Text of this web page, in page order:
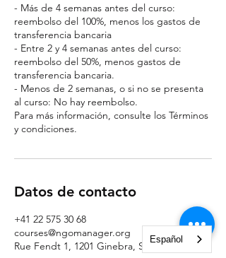
- Más de 4 semanas antes del curso:
reembolso del 100%, menos los gastos de
transferencia bancaria
- Entre 2 y 4 semanas antes del curso:
reembolso del 50%, menos gastos de
transferencia bancaria.
- Menos de 2 semanas, o si no se presenta
al curso: No hay reembolso.
Para más información, consulte los Términos
y condiciones.
Datos de contacto
+41 22 575 30 68
courses@ngomanager.org
Rue Fendt 1, 1201 Ginebra, Suiza
Español